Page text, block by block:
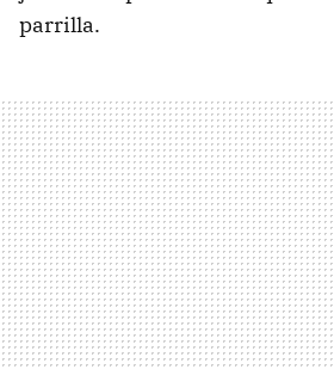
parrilla.